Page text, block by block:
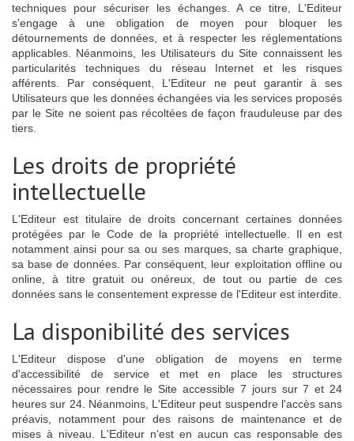
techniques pour sécuriser les échanges. A ce titre, L'Editeur
s'engage à une obligation de moyen pour bloquer les
détournements de données, et à respecter les réglementations
applicables. Néanmoins, les Utilisateurs du Site connaissent les
particularités techniques du réseau Internet et les risques
afférents. Par conséquent, L'Editeur ne peut garantir à ses
Utilisateurs que les données échangées via les services proposés
par le Site ne soient pas récoltées de façon frauduleuse par des
tiers.
Les droits de propriété
intellectuelle
L'Editeur est titulaire de droits concernant certaines données
protégées par le Code de la propriété intellectuelle. Il en est
notamment ainsi pour sa ou ses marques, sa charte graphique,
sa base de données. Par conséquent, leur exploitation offline ou
online, à titre gratuit ou onéreux, de tout ou partie de ces
données sans le consentement expresse de l'Editeur est interdite.
La disponibilité des services
L'Editeur dispose d'une obligation de moyens en terme
d'accessibilité de service et met en place les structures
nécessaires pour rendre le Site accessible 7 jours sur 7 et 24
heures sur 24. Néanmoins, L'Editeur peut suspendre l'accès sans
préavis, notamment pour des raisons de maintenance et de
mises à niveau. L'Editeur n'est en aucun cas responsable des